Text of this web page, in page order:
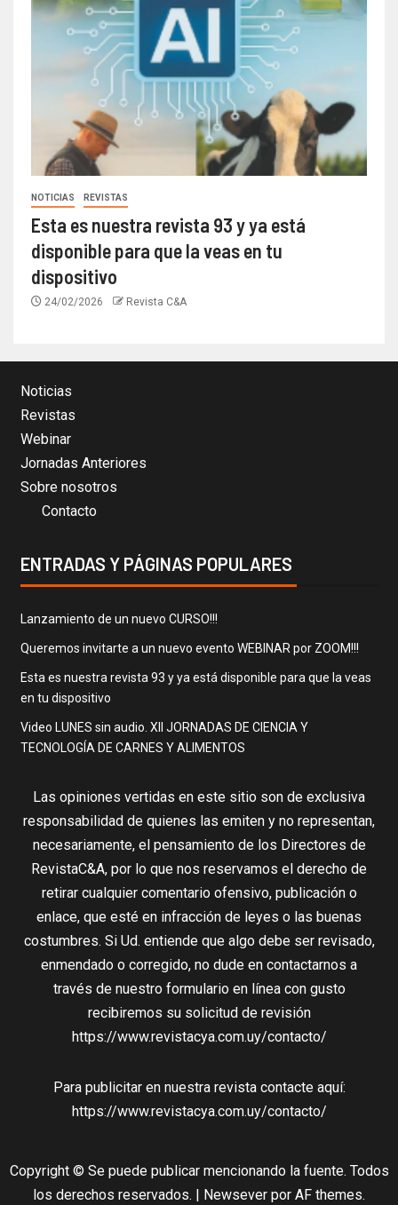
NOTICIAS REVISTAS
Esta es nuestra revista 93 y ya está
disponible para que la veas en tu
dispositivo
24/02/2026 Revista C&A
Noticias
Revistas
Webinar
Jornadas Anteriores
Sobre nosotros
Contacto
ENTRADAS Y PÁGINAS POPULARES
Lanzamiento de un nuevo CURSO!!!
Queremos invitarte a un nuevo evento WEBINAR por ZOOM!!!
Esta es nuestra revista 93 y ya está disponible para que la veas
en tu dispositivo
Video LUNES sin audio. XII JORNADAS DE CIENCIA Y
TECNOLOGÍA DE CARNES Y ALIMENTOS
Las opiniones vertidas en este sitio son de exclusiva
responsabilidad de quienes las emiten y no representan,
necesariamente, el pensamiento de los Directores de
RevistaC&A, por lo que nos reservamos el derecho de
retirar cualquier comentario ofensivo, publicación o
enlace, que esté en infracción de leyes o las buenas
costumbres. Si Ud. entiende que algo debe ser revisado,
enmendado o corregido, no dude en contactarnos a
través de nuestro formulario en línea con gusto
recibiremos su solicitud de revisión
https://www.revistacya.com.uy/contacto/
Para publicitar en nuestra revista contacte aquí:
https://www.revistacya.com.uy/contacto/
Copyright © Se puede publicar mencionando la fuente. Todos
los derechos reservados. | Newsever por AF themes.